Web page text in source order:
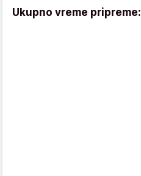
Ukupno vreme pripreme: